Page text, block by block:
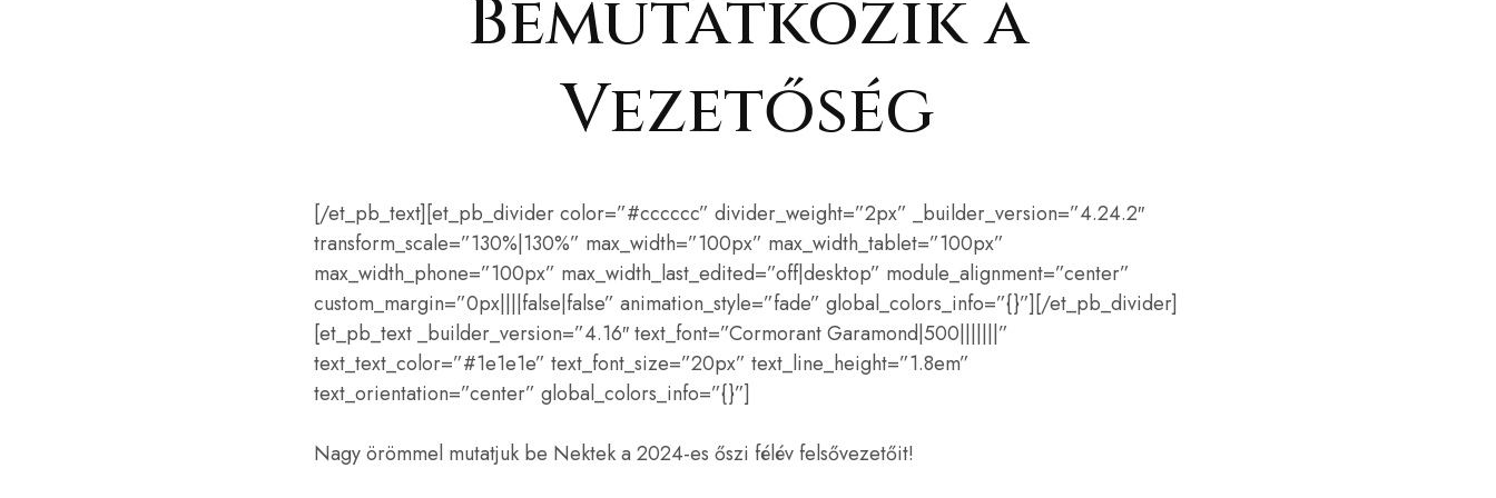
Bemutatkozik a
Vezetőség
[/et_pb_text][et_pb_divider color=”#cccccc” divider_weight=”2px” _builder_version=”4.24.2″
transform_scale=”130%|130%” max_width=”100px” max_width_tablet=”100px”
max_width_phone=”100px” max_width_last_edited=”off|desktop” module_alignment=”center”
custom_margin=”0px||||false|false” animation_style=”fade” global_colors_info=”{}”][/et_pb_divider]
[et_pb_text _builder_version=”4.16″ text_font=”Cormorant Garamond|500|||||||”
text_text_color=”#1e1e1e” text_font_size=”20px” text_line_height=”1.8em”
text_orientation=”center” global_colors_info=”{}”]
Nagy örömmel mutatjuk be Nektek a 2024-es őszi félév felsővezetőit!